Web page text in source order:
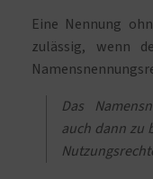
Eine Nennung
zulässig, wenn
Das
auch dann zu